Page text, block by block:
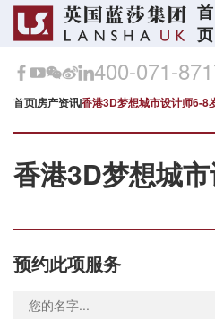
首
页
400-071-
首页房产资讯香港3D梦想城市设计师6-8
香港3D梦想城
预约此项服务